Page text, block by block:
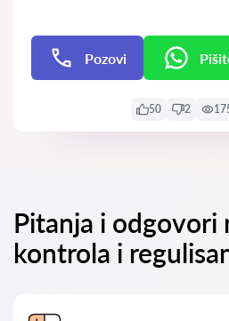
Pozovi
50 2
Pitanja i odgovori
kontrola i